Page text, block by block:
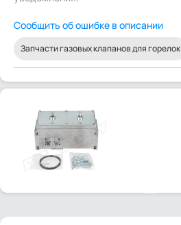
Сообщить об ошибке в описании
Запчасти газовых клапанов для горелок